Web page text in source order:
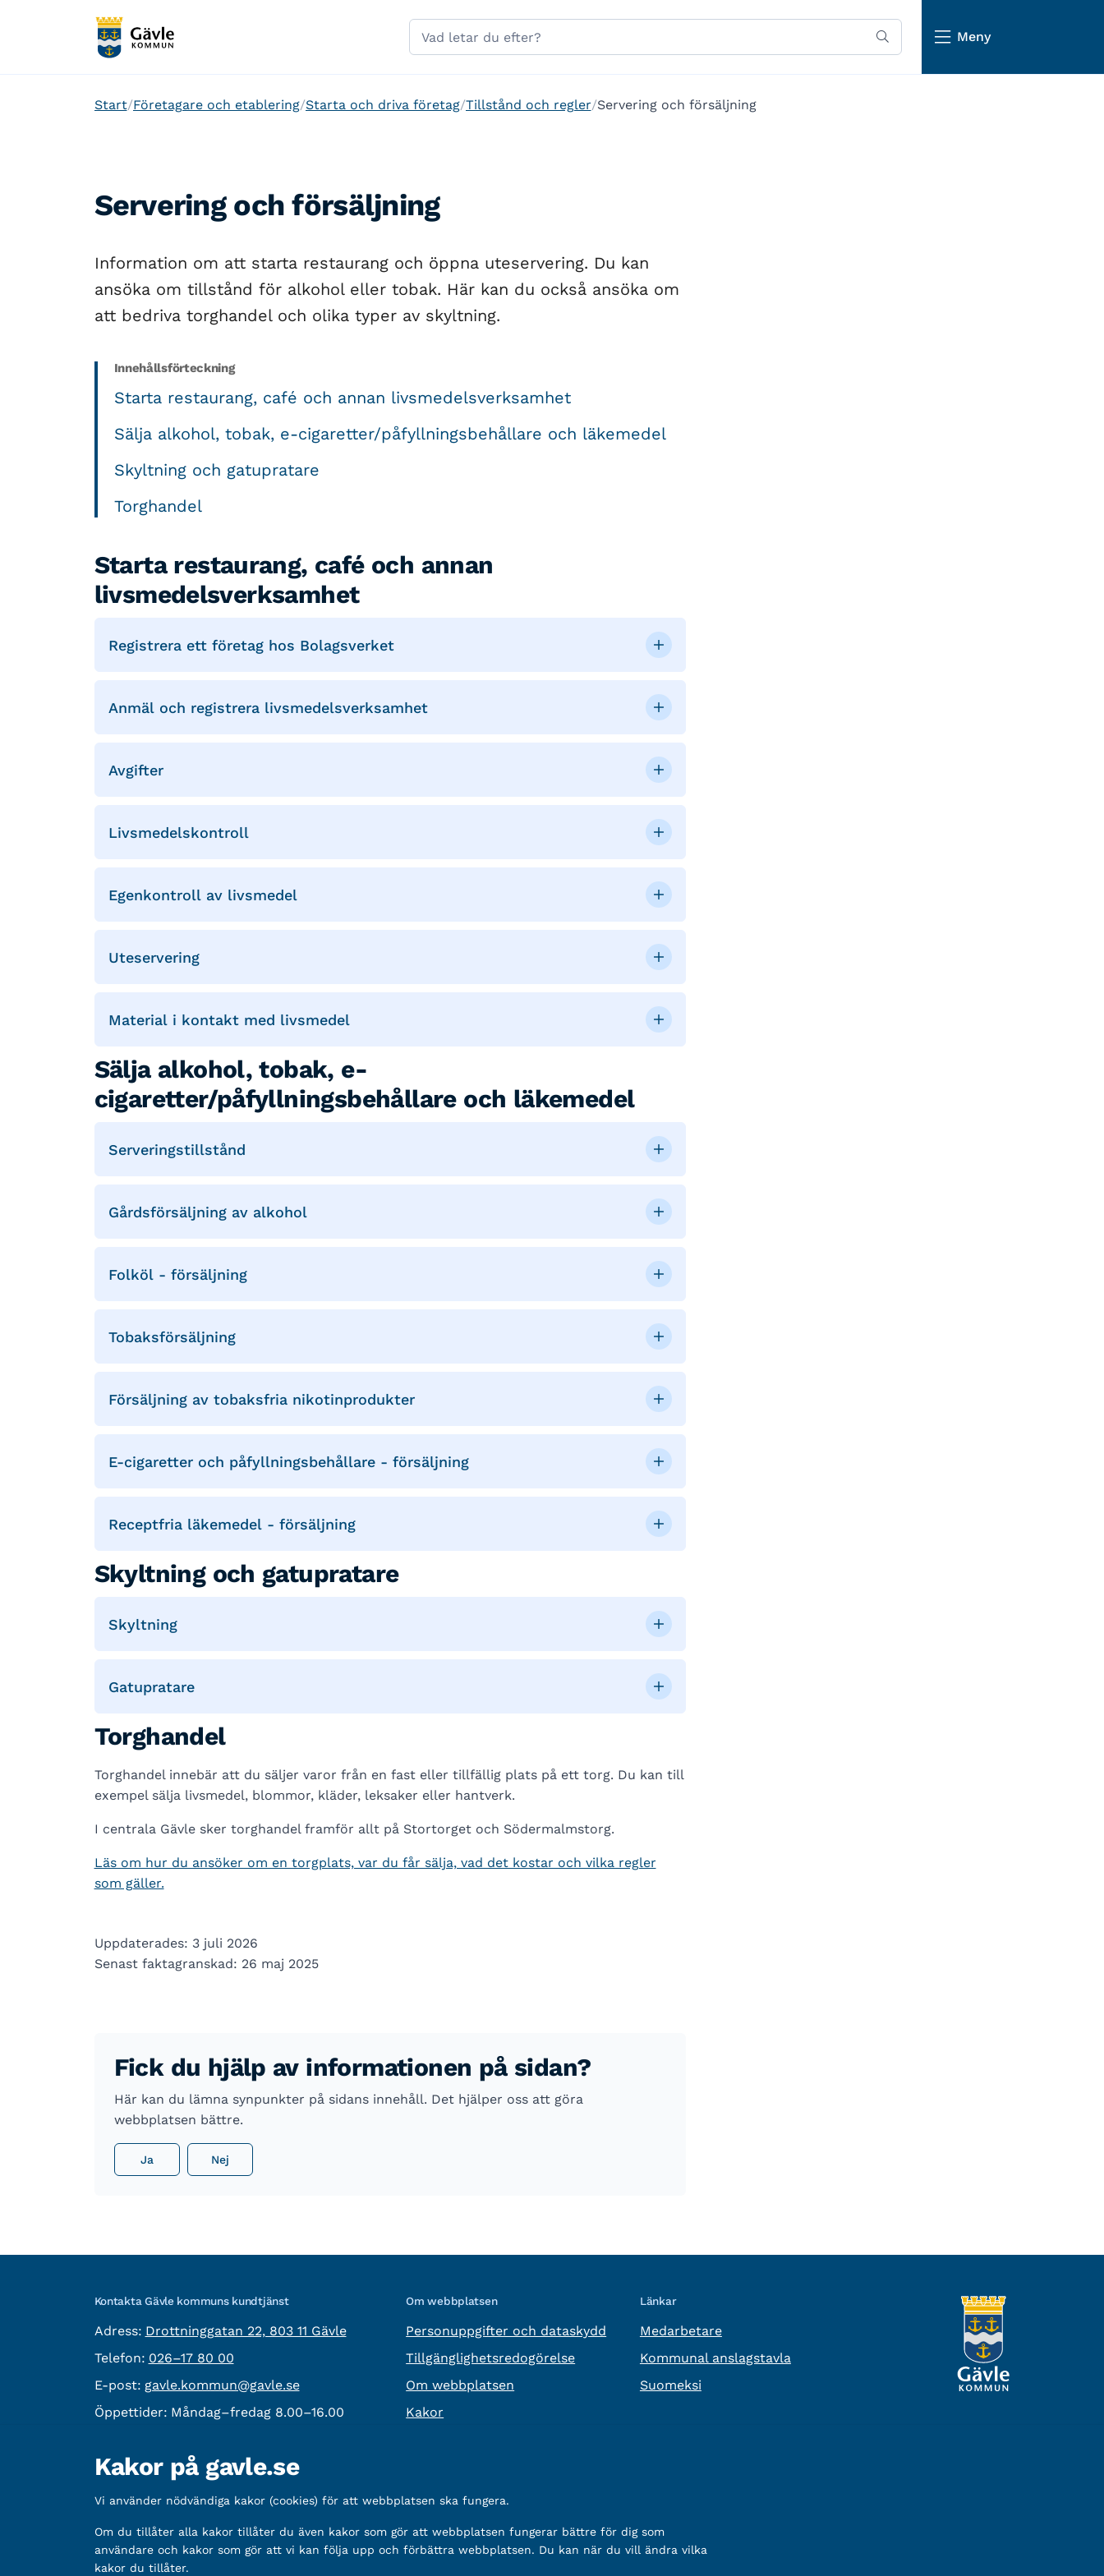
Sök
på
Meny
Start Företagare och etablering Starta och driva företag Tillstånd och regler Servering och försäljning
Servering och försäljning
Information om att starta restaurang och öppna uteservering. Du kan
ansöka om tillstånd för alkohol eller tobak. Här kan du också ansöka om
att bedriva torghandel och olika typer av skyltning.
Innehållsförteckning
Starta restaurang, café och annan livsmedelsverksamhet
Sälja alkohol, tobak, e-cigaretter/påfyllningsbehållare och läkemedel
Skyltning och gatupratare
Torghandel
Starta restaurang, café och annan
livsmedelsverksamhet
Registrera ett företag hos Bolagsverket
Anmäl och registrera livsmedelsverksamhet
Avgifter
Livsmedelskontroll
Egenkontroll av livsmedel
Uteservering
Material i kontakt med livsmedel
Sälja alkohol, tobak, e-
cigaretter/påfyllningsbehållare och läkemedel
Serveringstillstånd
Gårdsförsäljning av alkohol
Folköl - försäljning
Tobaksförsäljning
Försäljning av tobaksfria nikotinprodukter
E-cigaretter och påfyllningsbehållare - försäljning
Receptfria läkemedel - försäljning
Skyltning och gatupratare
Skyltning
Gatupratare
Torghandel
Torghandel innebär att du säljer varor från en fast eller tillfällig plats på ett torg. Du kan till
exempel sälja livsmedel, blommor, kläder, leksaker eller hantverk.
I centrala Gävle sker torghandel framför allt på Stortorget och Södermalmstorg.
Läs om hur du ansöker om en torgplats, var du får sälja, vad det kostar och vilka regler
som gäller.
Uppdaterades: 3 juli 2026
Senast faktagranskad: 26 maj 2025
Fick du hjälp av informationen på sidan?
Här kan du lämna synpunkter på sidans innehåll. Det hjälper oss att göra
webbplatsen bättre.
Ja Nej
Kontakta Gävle kommuns kundtjänst
Adress: besöksadress:
Drottninggatan 22, 803 11 Gävle
Telefon: Telefon:
026–17 80 00
E-post: E-post:
gavle.kommun@gavle.se
Öppettider: Måndag–fredag 8.00–16.00
Om webbplatsen
Personuppgifter och dataskydd
Tillgänglighetsredogörelse
Om webbplatsen
Kakor
Länkar
Medarbetare
Kommunal anslagstavla
Suomeksi
Övrig information
Organisationsnummer: 212000-2338
Bankgironummer: 5888-2333
Kakor på gavle.se
Vi använder nödvändiga kakor (cookies) för att webbplatsen ska fungera.
Om du tillåter alla kakor tillåter du även kakor som gör att webbplatsen fungerar bättre för dig som
användare och kakor som gör att vi kan följa upp och förbättra webbplatsen. Du kan när du vill ändra vilka
kakor du tillåter.